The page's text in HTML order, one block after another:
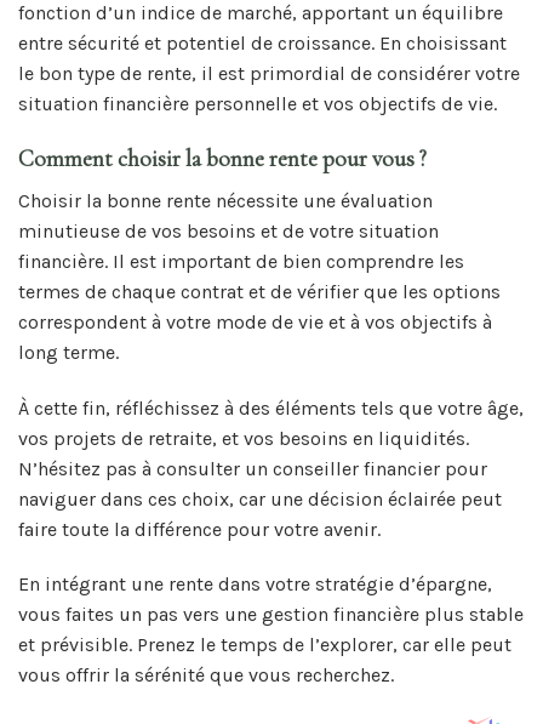
fonction d’un indice de marché, apportant un équilibre
entre sécurité et potentiel de croissance. En choisissant
le bon type de rente, il est primordial de considérer votre
situation financière personnelle et vos objectifs de vie.
Comment choisir la bonne rente pour vous ?
Choisir la bonne rente nécessite une évaluation
minutieuse de vos besoins et de votre situation
financière. Il est important de bien comprendre les
termes de chaque contrat et de vérifier que les options
correspondent à votre mode de vie et à vos objectifs à
long terme.
À cette fin, réfléchissez à des éléments tels que votre âge,
vos projets de retraite, et vos besoins en liquidités.
N’hésitez pas à consulter un conseiller financier pour
naviguer dans ces choix, car une décision éclairée peut
faire toute la différence pour votre avenir.
En intégrant une rente dans votre stratégie d’épargne,
vous faites un pas vers une gestion financière plus stable
et prévisible. Prenez le temps de l’explorer, car elle peut
vous offrir la sérénité que vous recherchez.